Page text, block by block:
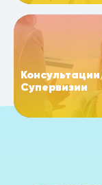
Супервизии